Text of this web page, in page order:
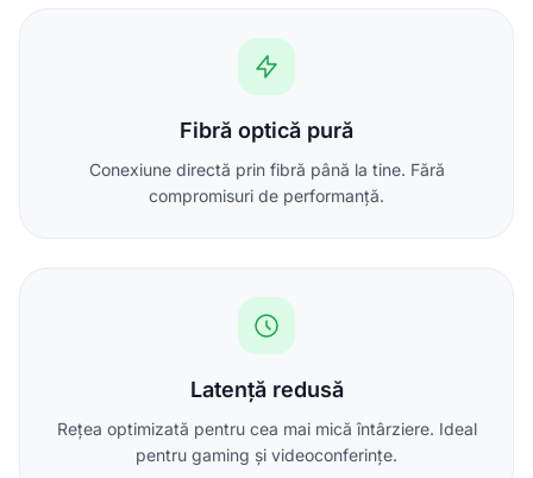
Fibră optică pură
Conexiune directă prin fibră până la tine. Fără
compromisuri de performanță.
Latență redusă
Rețea optimizată pentru cea mai mică întârziere. Ideal
pentru gaming și videoconferințe.